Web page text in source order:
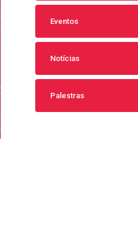
Eventos
Notícias
Palestras